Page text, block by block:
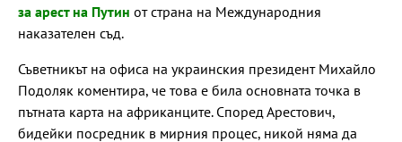
за арест на Путин от страна на Международния
наказателен съд.
Съветникът на офиса на украинския президент Михайло
Подоляк коментира, че това е била основната точка в
пътната карта на африканците. Според Арестович,
бидейки посредник в мирния процес, никой няма да